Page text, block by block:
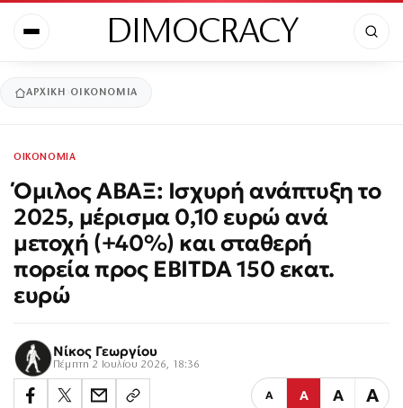
DIMOCRACY
ΑΡΧΙΚΉ ΟΙΚΟΝΟΜΙΑ
ΟΙΚΟΝΟΜΙΑ
Όμιλος ΑΒΑΞ: Ισχυρή ανάπτυξη το
2025, μέρισμα 0,10 ευρώ ανά
μετοχή (+40%) και σταθερή
πορεία προς EBITDA 150 εκατ.
ευρώ
Νίκος Γεωργίου
Πέμπτη 2 Ιουλίου 2026, 18:36
Α Α Α Α